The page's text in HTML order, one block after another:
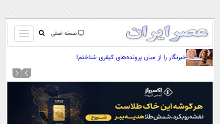
نسخه اصلی
باز
و
کردن
صفحه اول
آرشیو
نظرسنجی
آب و هوا
خبرنگار را از میان پرونده‌های کیفری شناختم!